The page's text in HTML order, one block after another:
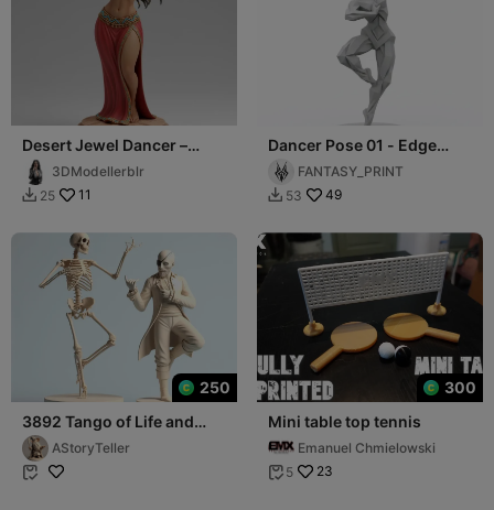
Desert Jewel Dancer –
Royal Sands Collectible
Figurine
3DModellerblr
 25 11
Dancer Pose 01 - Edge
DesignFANTASY_PRINT
 53 49
250
3892 Tango of Life and
Death 3D-Printed
Minimalist Statues
AStoryTeller

300
Mini table top tennis
Emanuel Chmielowski
 5 23